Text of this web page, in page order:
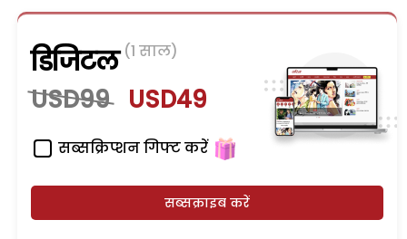
डिजिटल (1 साल)
USD99 USD49
सब्सक्रिप्शन गिफ्ट करें
सब्सक्राइब करें